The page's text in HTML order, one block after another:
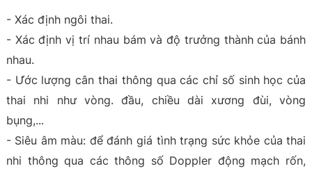
- Xác định ngôi thai.
- Xác định vị trí nhau bám và độ trưởng thành của bánh
nhau.
- Ước lượng cân thai thông qua các chỉ số sinh học của
thai nhi như vòng. đầu, chiều dài xương đùi, vòng
bụng,...
- Siêu âm màu: để đánh giá tình trạng sức khỏe của thai
nhi thông qua các thông số Doppler động mạch rốn,